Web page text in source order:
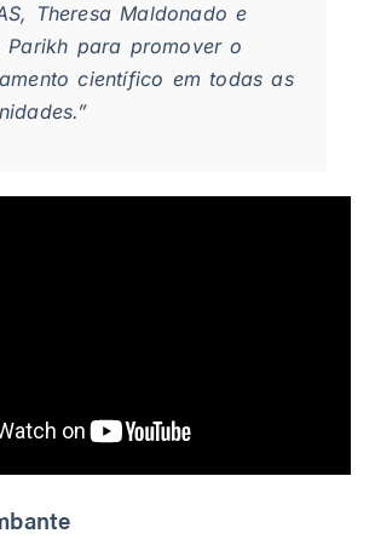
Theresa Maldonado e
Parikh para promover o
científico em todas as